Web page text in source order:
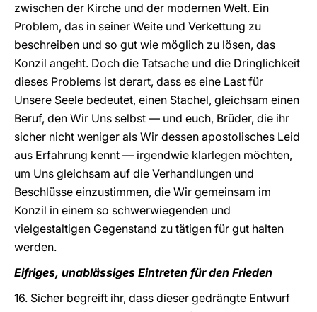
zwischen der Kirche und der modernen Welt. Ein
Problem, das in seiner Weite und Verkettung zu
beschreiben und so gut wie möglich zu lösen, das
Konzil angeht. Doch die Tatsache und die Dringlichkeit
dieses Problems ist derart, dass es eine Last für
Unsere Seele bedeutet, einen Stachel, gleichsam einen
Beruf, den Wir Uns selbst — und euch, Brüder, die ihr
sicher nicht weniger als Wir dessen apostolisches Leid
aus Erfahrung kennt — irgendwie klarlegen möchten,
um Uns gleichsam auf die Verhandlungen und
Beschlüsse einzustimmen, die Wir gemeinsam im
Konzil in einem so schwerwiegenden und
vielgestaltigen Gegenstand zu tätigen für gut halten
werden.
Eifriges, unablässiges Eintreten für den Frieden
16. Sicher begreift ihr, dass dieser gedrängte Entwurf